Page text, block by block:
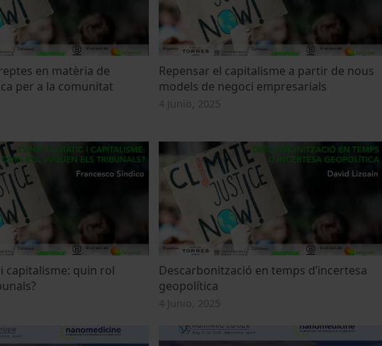
en matèria de
per a la comunitat
Repensar el capitalisme a partir de nous
models de negoci empresarials
4 Junio, 2025
capitalisme: quin rol
Descarbonització en temps d’incertesa
geopolítica
4 Junio, 2025